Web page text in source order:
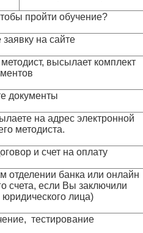
пройти обучение?
на сайте
высылает комплект
документы
на адрес электронной
методиста.
и счет на оплату
отделении банка или онлайн
счета, если Вы заключили
лица)
тестирование